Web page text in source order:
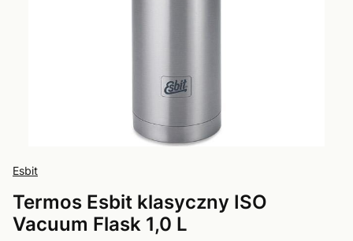
Esbit
Termos Esbit klasyczny ISO
Vacuum Flask 1,0 L